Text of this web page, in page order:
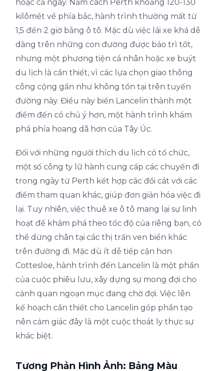
hoặc cả ngày. Nằm cách Perth khoảng 120-130
kilômét về phía bắc, hành trình thường mất từ
1,5 đến 2 giờ bằng ô tô. Mặc dù việc lái xe khá dễ
dàng trên những con đường được bảo trì tốt,
nhưng một phương tiện cá nhân hoặc xe buýt
du lịch là cần thiết, vì các lựa chọn giao thông
công cộng gần như không tồn tại trên tuyến
đường này. Điều này biến Lancelin thành một
điểm đến có chủ ý hơn, một hành trình khám
phá phía hoang dã hơn của Tây Úc.
Đối với những người thích du lịch có tổ chức,
một số công ty lữ hành cung cấp các chuyến đi
trong ngày từ Perth kết hợp các đồi cát với các
điểm tham quan khác, giúp đơn giản hóa việc đi
lại. Tuy nhiên, việc thuê xe ô tô mang lại sự linh
hoạt để khám phá theo tốc độ của riêng bạn, có
thể dừng chân tại các thị trấn ven biển khác
trên đường đi. Mặc dù ít dễ tiếp cận hơn
Cottesloe, hành trình đến Lancelin là một phần
của cuộc phiêu lưu, xây dựng sự mong đợi cho
cảnh quan ngoạn mục đang chờ đợi. Việc lên
kế hoạch cần thiết cho Lancelin góp phần tạo
nên cảm giác đây là một cuộc thoát ly thực sự
khác biệt.
Tương Phản Hình Ảnh: Bảng Màu